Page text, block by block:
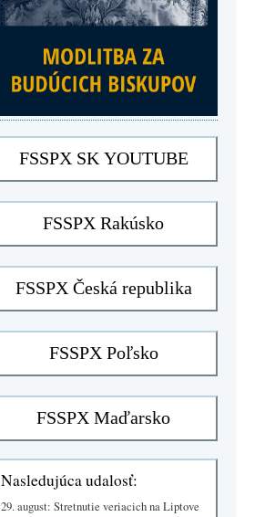
Nasledujúca udalosť:
29. august: Stretnutie veriacich na Liptove